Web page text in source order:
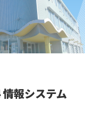
情報システム